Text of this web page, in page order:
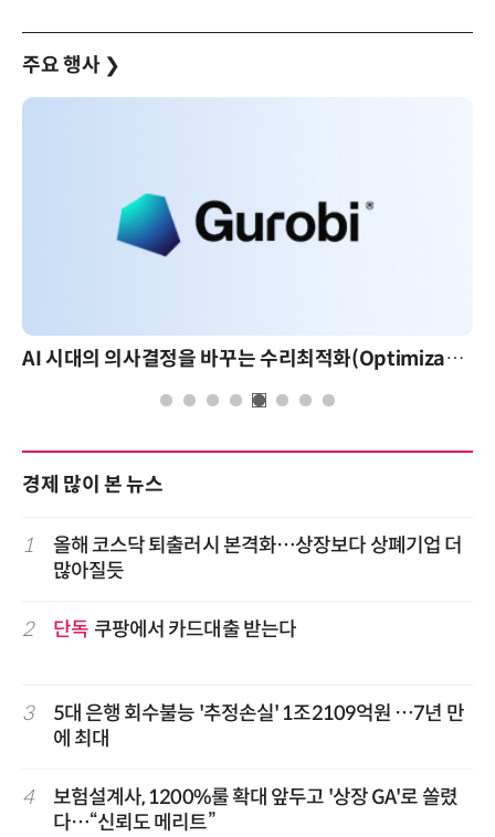
주요 행사 ❯
AI 시대의 의사결정을 바꾸는 수리최적화(Optimization): 실제 산업 적용 사례와 활용 전략
경제 많이 본 뉴스
1
올해 코스닥 퇴출러시 본격화…상장보다 상폐기업 더
많아질듯
2 단독 쿠팡에서 카드대출 받는다
3
5대 은행 회수불능 '추정손실' 1조2109억원 …7년 만
에 최대
4
보험설계사, 1200%룰 확대 앞두고 '상장 GA'로 쏠렸
다…“신뢰도 메리트”